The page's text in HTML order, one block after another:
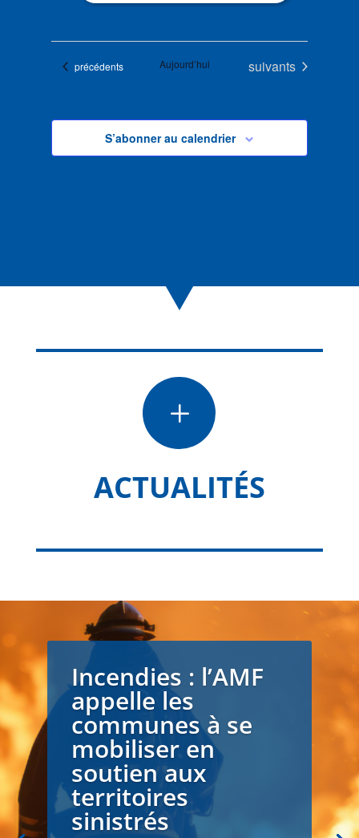
Évènements
précédents Aujourd’hui Évènements
suivants
S’abonner au calendrier
L
ACTUALITÉS
Incendies : l’AMF
appelle les
communes à se
mobiliser en
soutien aux
territoires
sinistrés